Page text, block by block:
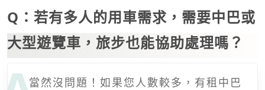
Q：若有多人的用車需求，需要中巴或
大型遊覽車，旅步也能協助處理嗎？
當然沒問題！如果您人數較多，有租中巴